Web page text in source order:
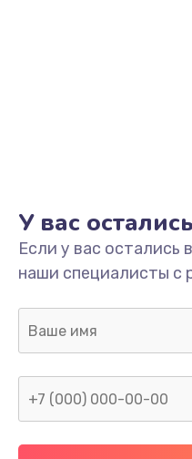
У вас
Если у вас остались
наши специалисты с